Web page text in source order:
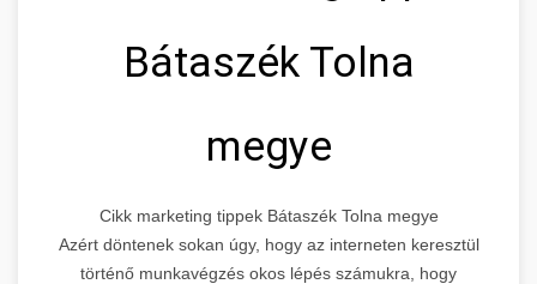
Bátaszék Tolna
megye
Cikk marketing tippek Bátaszék Tolna megye
Azért döntenek sokan úgy, hogy az interneten keresztül
történő munkavégzés okos lépés számukra, hogy